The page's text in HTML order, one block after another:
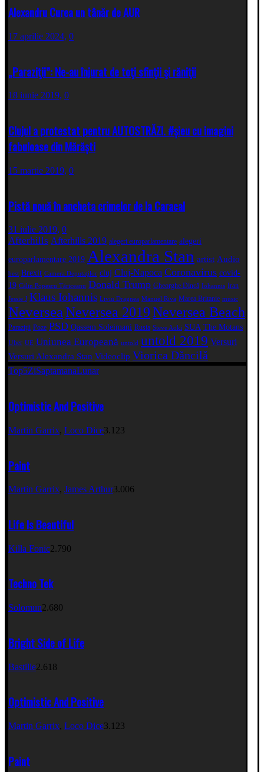
Alexandru Curea un tânăr de AUR
17 aprilie 2024, 0
„Paraziţii”: Ne-au înjurat de toţi sfinţii şi răniţii
18 iunie 2019, 0
Clujul a protestat pentru AUTOSTRĂZI. #șieu cu imagini
fabuloase din Mărăști
15 martie 2019, 0
Pistă nouă în ancheta crimelor de la Caracal
31 iulie 2019, 0
Afterhills Afterhills 2019 alegeri europarlamentare alegeri
europarlamentare 2019 Alexandra Stan artist Audio
best Brexit Camera Deputaţilor cluj Cluj-Napoca Coronavirus covid-
19 Călin Popescu Tăriceanu Donald Trump Gheorghe Dincă Iohannis Iran
Jessie J Klaus Iohannis Liviu Dragnea Manuel Riva Marea Britanie music
NeverseaNeversea 2019Neversea Beach
Paraziții Poze PSD Qassem Soleimani Rusia Steve Aoki SUA The Motans
Uber UE Uniunea Europeană untold untold 2019 Versuri
Versuri Alexandra Stan Videoclip Viorica Dăncilă
Top5ZiSaptamanaLunar
Optimistic And Positive
Martin Garrix, Loco Dice3.123
Paint
Martin Garrix, James Arthur3.006
Life Is Beautiful
Killa Fonic2.790
Techno Tek
Solomun2.680
Bright Side of Life
Bastille2.618
Optimistic And Positive
Martin Garrix, Loco Dice3.123
Paint